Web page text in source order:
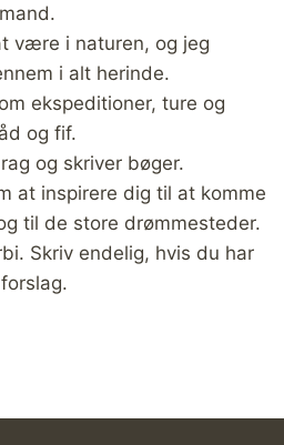
være i naturen, og jeg
i alt herinde.
ekspeditioner, ture og
og fif.
og skriver bøger.
at inspirere dig til at komme
til de store drømmesteder.
Skriv endelig, hvis du har